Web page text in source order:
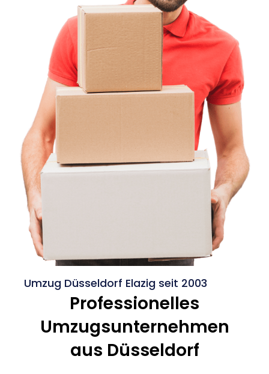
Umzug Düsseldorf Elazig seit 2003
Professionelles
Umzugsunternehmen
aus Düsseldorf